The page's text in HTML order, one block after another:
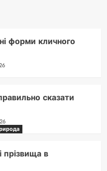
форми кличного
сказати
прізвища в